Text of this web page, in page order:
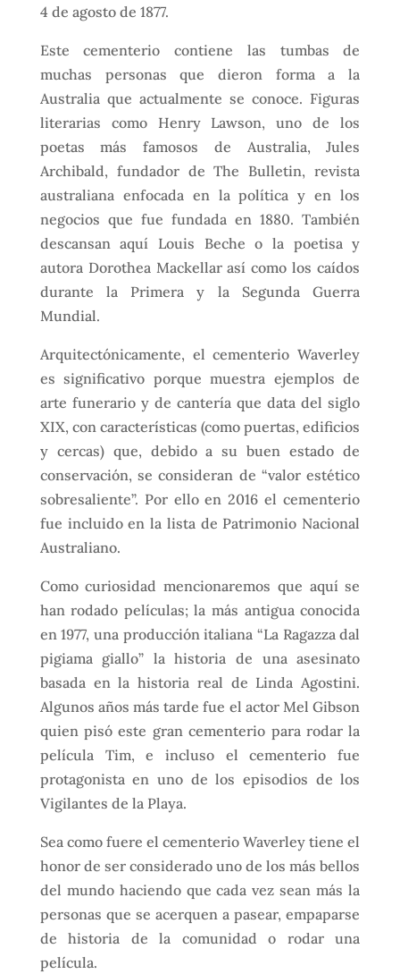
4 de agosto de 1877.
Este cementerio contiene las tumbas de
muchas personas que dieron forma a la
Australia que actualmente se conoce. Figuras
literarias como Henry Lawson, uno de los
poetas más famosos de Australia, Jules
Archibald, fundador de The Bulletin, revista
australiana enfocada en la política y en los
negocios que fue fundada en 1880. También
descansan aquí Louis Beche o la poetisa y
autora Dorothea Mackellar así como los caídos
durante la Primera y la Segunda Guerra
Mundial.
Arquitectónicamente, el cementerio Waverley
es significativo porque muestra ejemplos de
arte funerario y de cantería que data del siglo
XIX, con características (como puertas, edificios
y cercas) que, debido a su buen estado de
conservación, se consideran de “valor estético
sobresaliente”. Por ello en 2016 el cementerio
fue incluido en la lista de Patrimonio Nacional
Australiano.
Como curiosidad mencionaremos que aquí se
han rodado películas; la más antigua conocida
en 1977, una producción italiana “La Ragazza dal
pigiama giallo” la historia de una asesinato
basada en la historia real de Linda Agostini.
Algunos años más tarde fue el actor Mel Gibson
quien pisó este gran cementerio para rodar la
película Tim, e incluso el cementerio fue
protagonista en uno de los episodios de los
Vigilantes de la Playa.
Sea como fuere el cementerio Waverley tiene el
honor de ser considerado uno de los más bellos
del mundo haciendo que cada vez sean más la
personas que se acerquen a pasear, empaparse
de historia de la comunidad o rodar una
película.